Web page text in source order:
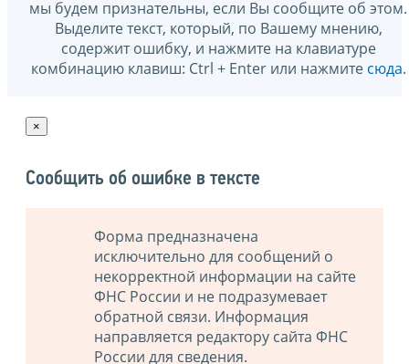
мы будем признательны, если Вы сообщите об этом.
Выделите текст, который, по Вашему мнению,
содержит ошибку, и нажмите на клавиатуре
комбинацию клавиш: Ctrl + Enter или нажмите сюда.
×
Сообщить об ошибке в тексте
Форма предназначена
исключительно для сообщений о
некорректной информации на сайте
ФНС России и не подразумевает
обратной связи. Информация
направляется редактору сайта ФНС
России для сведения.